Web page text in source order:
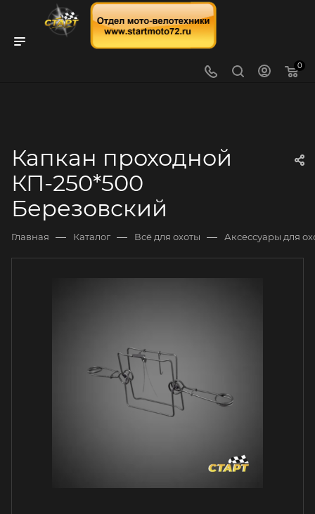
0
Капкан проходной
КП-250*500
Березовский
Главная — Каталог — Всё для охоты — Аксессуары для